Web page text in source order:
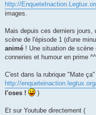
http://
images.
Mais depuis ces derniers jours,
scène de l'épisode 1 (d'une
animé ! Une situation de
conneries et humour en prime ^^
C'est dans la rubrique "Mate
http://
l'oses !
)
Et sur Youtube directement (